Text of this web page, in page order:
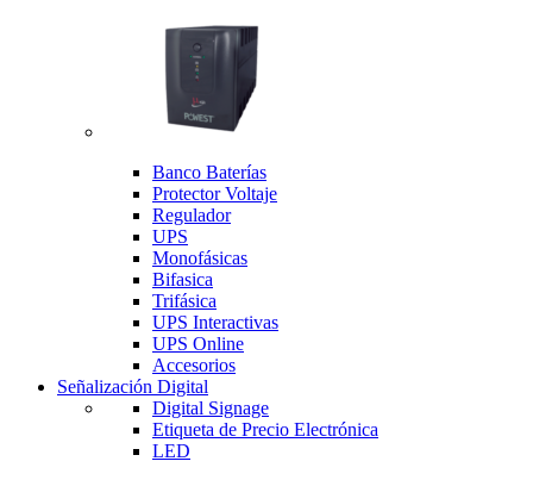
Banco Baterías
Protector Voltaje
Regulador
UPS
Monofásicas
Bifasica
Trifásica
UPS Interactivas
UPS Online
Accesorios
Señalización Digital
Digital Signage
Etiqueta de Precio Electrónica
LED